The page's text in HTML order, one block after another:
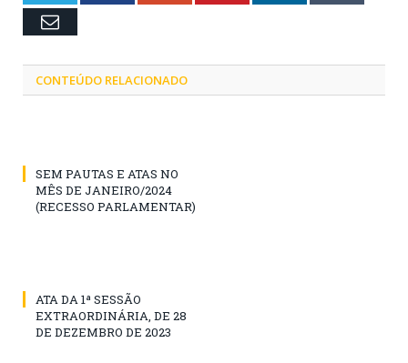
Email
CONTEÚDO RELACIONADO
SEM PAUTAS E ATAS NO
MÊS DE JANEIRO/2024
(RECESSO PARLAMENTAR)
ATA DA 1ª SESSÃO
EXTRAORDINÁRIA, DE 28
DE DEZEMBRO DE 2023